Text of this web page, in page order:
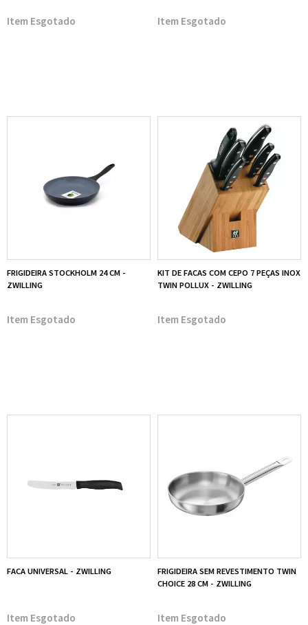
Esgotado Esgotado
FRIGIDEIRA STOCKHOLM 24 CM -
ZWILLING
Esgotado
KIT DE FACAS COM CEPO 7 PEÇAS INOX
TWIN POLLUX - ZWILLING
Esgotado
FACA UNIVERSAL - ZWILLING
Esgotado
FRIGIDEIRA SEM REVESTIMENTO TWIN
CHOICE 28 CM - ZWILLING
Esgotado